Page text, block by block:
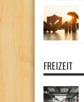
FREIZEIT